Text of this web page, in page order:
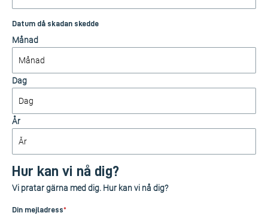
Datum då skadan skedde
Månad
Dag
År
Hur kan vi nå dig?
Vi pratar gärna med dig. Hur kan vi nå dig?
Din mejladress*